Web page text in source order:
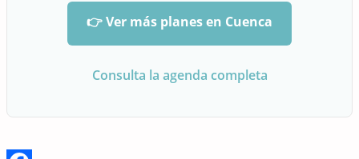
👉 Ver más planes en Cuenca
Consulta la agenda completa